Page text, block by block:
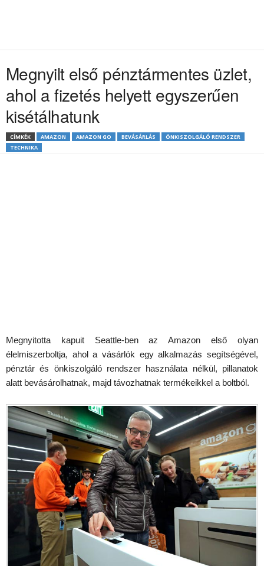
Megnyilt első pénztármentes üzlet,
ahol a fizetés helyett egyszerűen
kisétálhatunk
CÍMKÉK AMAZON AMAZON GO BEVÁSÁRLÁS
ÖNKISZOLGÁLÓ RENDSZER
TECHNIKA
Megnyitotta kapuit Seattle-ben az Amazon első olyan
élelmiszerboltja, ahol a vásárlók egy alkalmazás segítségével,
pénztár és önkiszolgáló rendszer használata nélkül, pillanatok
alatt bevásárolhatnak, majd távozhatnak termékeikkel a boltból.